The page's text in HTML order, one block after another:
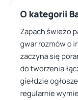
O kategorii
Zapach świeżo
gwar rozmów o
zaczyna się
do tworzenia
giełdzie
regularnie